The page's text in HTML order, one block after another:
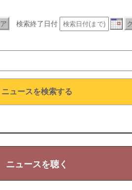
検索終了日付
ニュースを検索する
ニュースを聴く